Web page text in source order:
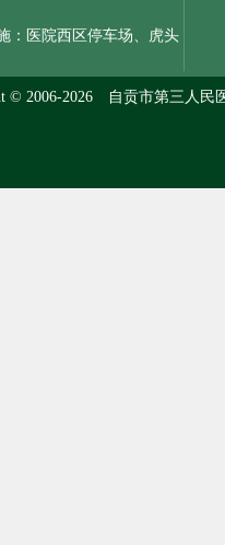
：医院西区停车场、虎头
© 2006-2026 自贡市第三人